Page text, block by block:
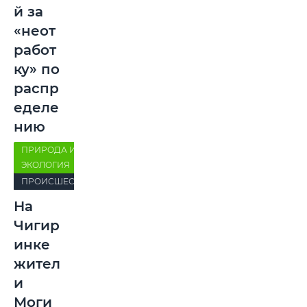
й за
«неот
работ
ку» по
распр
еделе
нию
ПРИРОДА И
ЭКОЛОГИЯ
ПРОИСШЕСТВИЯ
На
Чигир
инке
жител
и
Моги